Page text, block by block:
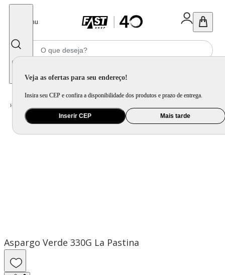
Menu
Veja as ofertas para seu endereço!
Insira seu CEP e confira a disponibilidade dos produtos e prazo de entrega.
Inserir CEP Mais tarde
Home
Aspargo Verde 330G La Pastina